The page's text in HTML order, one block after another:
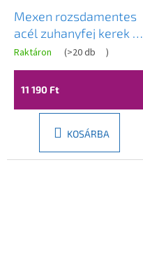
Mexen rozsdamentes
acél zuhanyfej kerek 30
cm, króm, 79230-00
Raktáron (>20 db )
11 190 Ft
KOSÁRBA